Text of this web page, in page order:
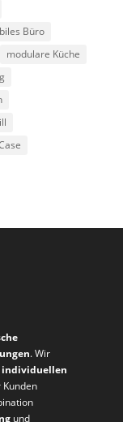
Büro
modulare Küche
. Wir
individuellen
und